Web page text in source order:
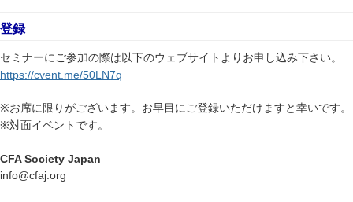
登録
セミナーにご参加の際は以下のウェブサイトよりお申し込み下さい。
https://cvent.me/50LN7q
※お席に限りがございます。お早目にご登録いただけますと幸いです。
※対面イベントです。
CFA Society Japan
info@cfaj.org